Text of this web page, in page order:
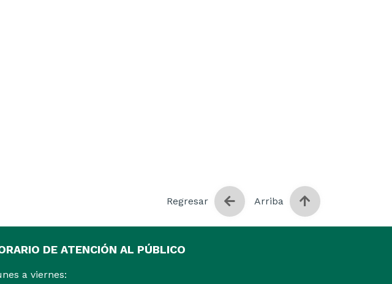
Regresar Arriba
DE ATENCIÓN AL PÚBLICO
a viernes: